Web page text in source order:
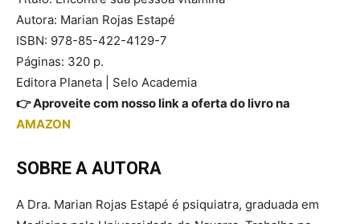
Autora: Marian Rojas Estapé
ISBN: 978-85-422-4129-7
Páginas: 320 p.
Editora Planeta | Selo Academia
👉 Aproveite com nosso link a oferta do livro na
AMAZON
SOBRE A AUTORA
A Dra. Marian Rojas Estapé é psiquiatra, graduada em